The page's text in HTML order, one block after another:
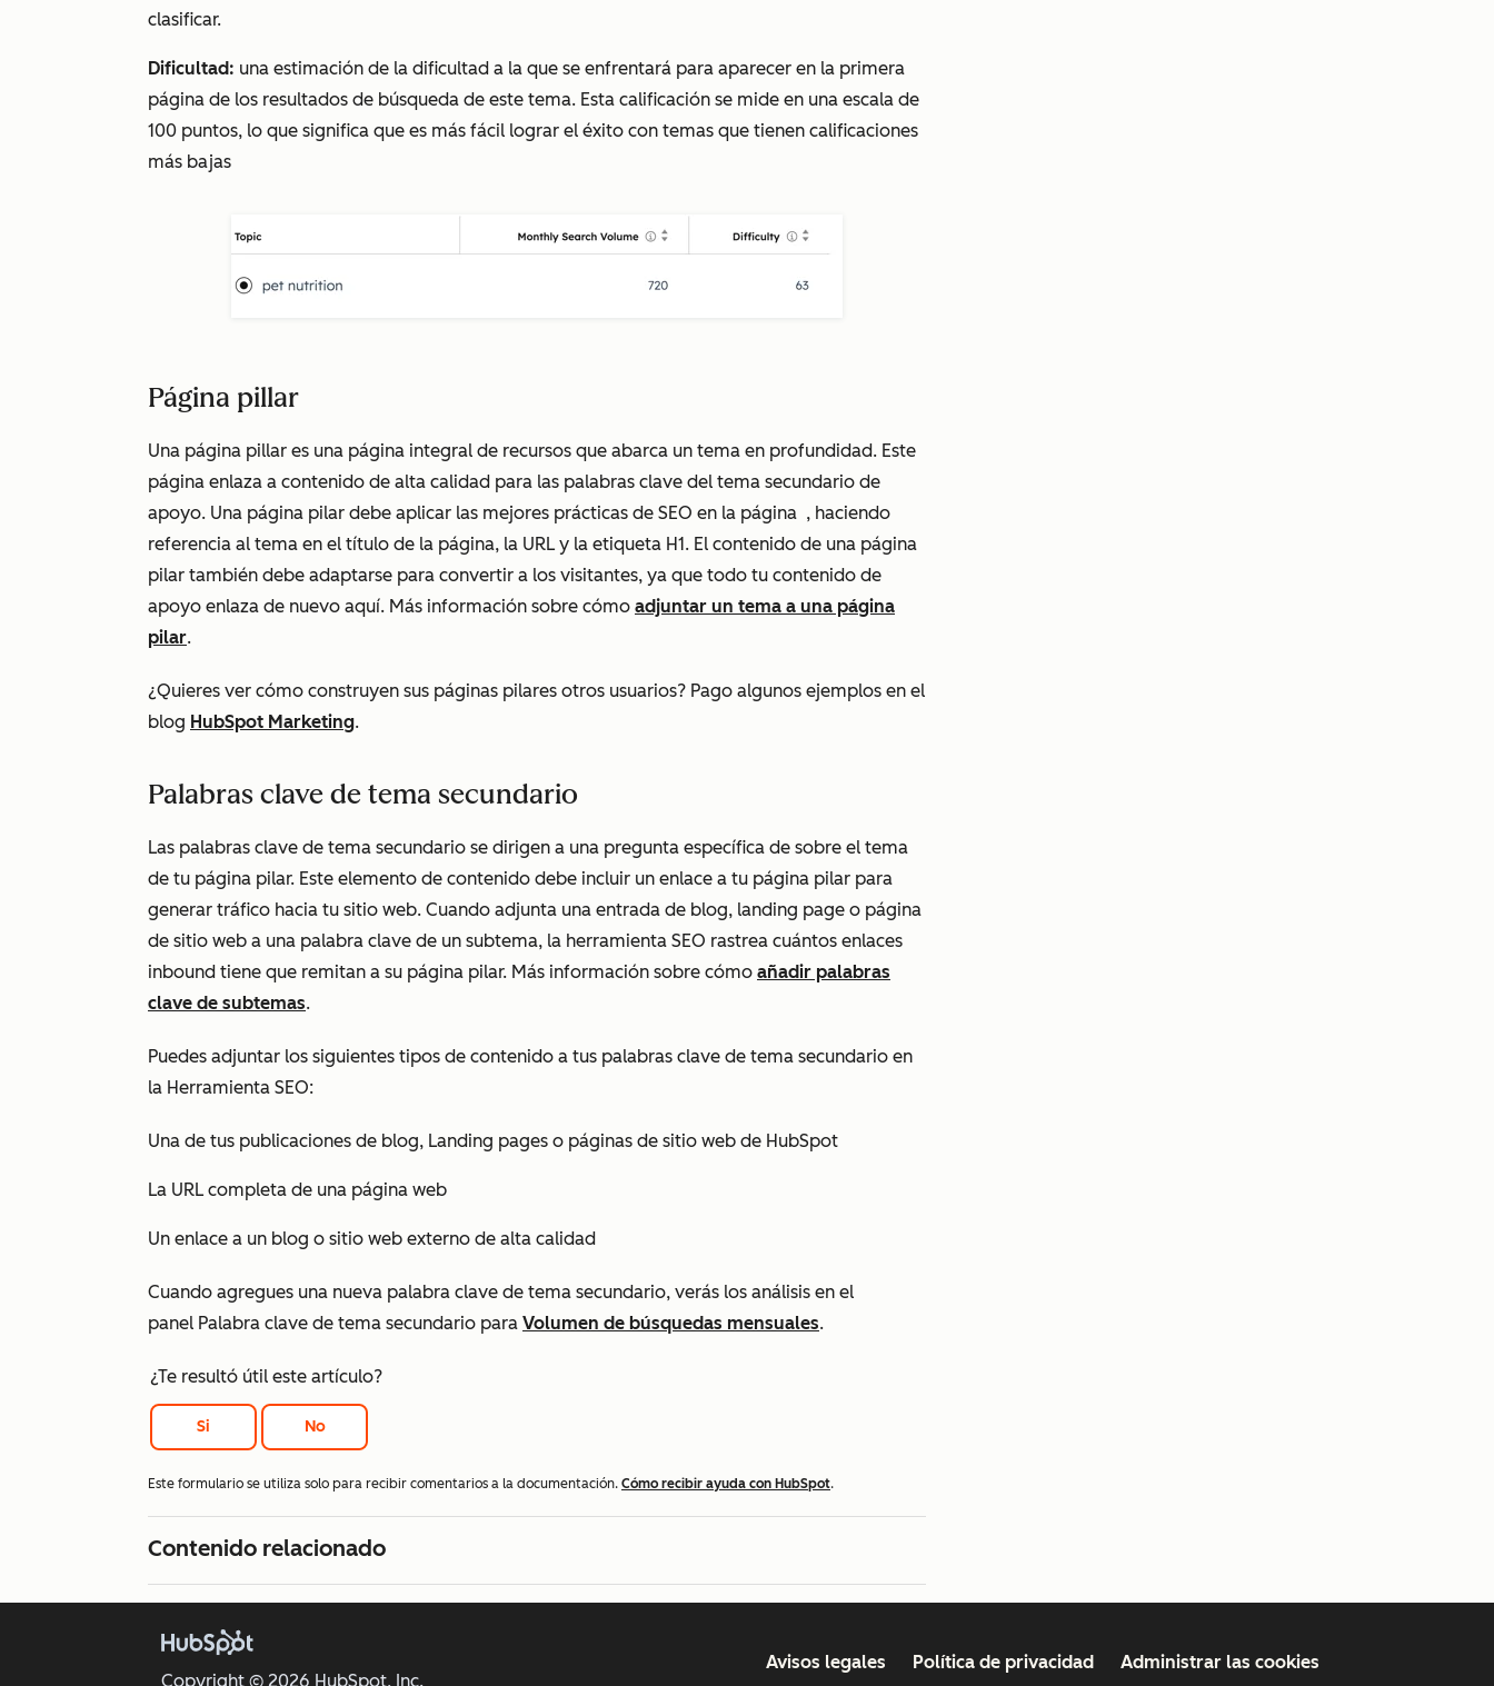
clasificar.
Dificultad: una estimación de la dificultad a la que se enfrentará para aparecer en la primera
página de los resultados de búsqueda de este tema. Esta calificación se mide en una escala de
100 puntos, lo que significa que es más fácil lograr el éxito con temas que tienen calificaciones
más bajas
Página pillar
Una página pillar es una página integral de recursos que abarca un tema en profundidad. Este
página enlaza a contenido de alta calidad para las palabras clave del tema secundario de
apoyo. Una página pilar debe aplicar las mejores prácticas de SEO en la página , haciendo
referencia al tema en el título de la página, la URL y la etiqueta H1. El contenido de una página
pilar también debe adaptarse para convertir a los visitantes, ya que todo tu contenido de
apoyo enlaza de nuevo aquí. Más información sobre cómo adjuntar un tema a una página
pilar.
¿Quieres ver cómo construyen sus páginas pilares otros usuarios? Pago algunos ejemplos en el
blog HubSpot Marketing.
Palabras clave de tema secundario
Las palabras clave de tema secundario se dirigen a una pregunta específica de sobre el tema
de tu página pilar. Este elemento de contenido debe incluir un enlace a tu página pilar para
generar tráfico hacia tu sitio web. Cuando adjunta una entrada de blog, landing page o página
de sitio web a una palabra clave de un subtema, la herramienta SEO rastrea cuántos enlaces
inbound tiene que remitan a su página pilar. Más información sobre cómo añadir palabras
clave de subtemas.
Puedes adjuntar los siguientes tipos de contenido a tus palabras clave de tema secundario en
la Herramienta SEO:
Una de tus publicaciones de blog, Landing pages o páginas de sitio web de HubSpot
La URL completa de una página web
Un enlace a un blog o sitio web externo de alta calidad
Cuando agregues una nueva palabra clave de tema secundario, verás los análisis en el
panel Palabra clave de tema secundario para Volumen de búsquedas mensuales.
¿Te resultó útil este artículo?
Si No
Este formulario se utiliza solo para recibir comentarios a la documentación. Cómo recibir ayuda con HubSpot.
Contenido relacionado
Copyright © 2026 HubSpot, Inc.
Avisos legales Política de privacidad Administrar las cookies